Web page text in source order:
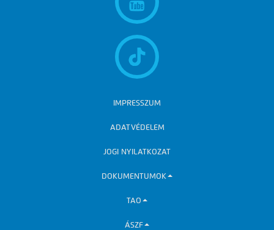
IMPRESSZUM
ADATVÉDELEM
JOGI NYILATKOZAT
DOKUMENTUMOK
TAO
ÁSZF